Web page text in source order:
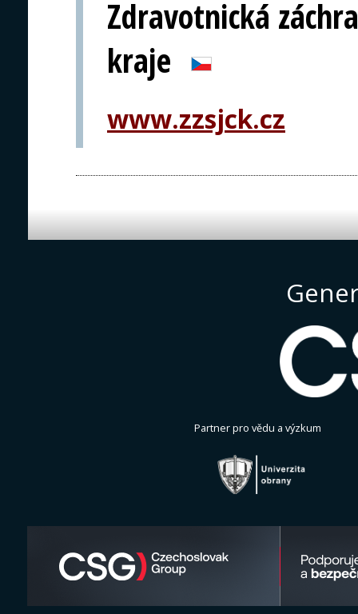
Zdravotnická
kraje
www.zzsjck.cz
Partner pro vědu a výzkum